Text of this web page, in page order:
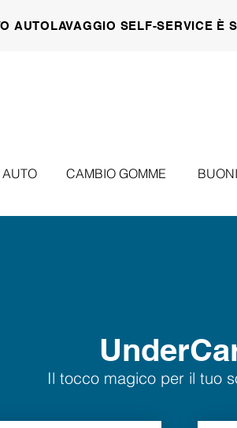
AUTOLAVAGGIO SELF-SERVICE È
AUTO CAMBIO GOMME
Il tocco magico per il tuo